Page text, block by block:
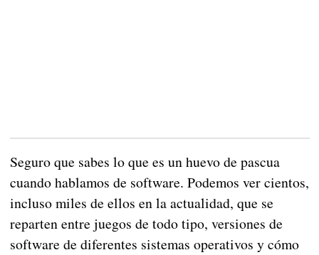
Seguro que sabes lo que es un huevo de pascua
cuando hablamos de software. Podemos ver cientos,
incluso miles de ellos en la actualidad, que se
reparten entre juegos de todo tipo, versiones de
software de diferentes sistemas operativos y cómo